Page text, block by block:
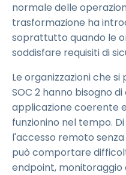
normale delle
trasformazione ha
soprattutto quando le
soddisfare requisiti di
Le organizzazioni che
SOC 2 hanno bisogno
applicazione coerente
funzionino nel tempo.
l'accesso remoto
può comportare
endpoint,